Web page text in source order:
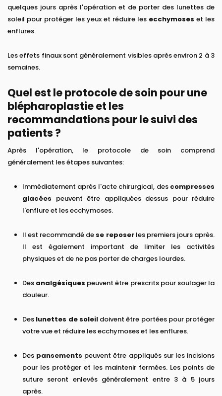
quelques jours après l'opération et de porter des lunettes de
soleil pour protéger les yeux et réduire les ecchymoses et les
enflures.
Les effets finaux sont généralement visibles après environ 2 à 3
semaines.
Quel est le protocole de soin pour une
blépharoplastie et les
recommandations pour le suivi des
patients ?
Après l'opération, le protocole de soin comprend
généralement les étapes suivantes:
Immédiatement après l'acte chirurgical, descompresses
glacées peuvent être appliquées dessus pour réduire
l'enflure et les ecchymoses.
Il est recommandé de se reposerles premiers jours après.
Il est également important de limiter les activités
physiques et de ne pas porter de charges lourdes.
Des analgésiques peuvent être prescrits pour soulager la
douleur.
Des lunettes de soleildoivent être portées pour protéger
votre vue et réduire les ecchymoses et les enflures.
Des pansements peuvent être appliqués sur les incisions
pour les protéger et les maintenir fermées. Les points de
suture seront enlevés généralement entre 3 à 5 jours
après.